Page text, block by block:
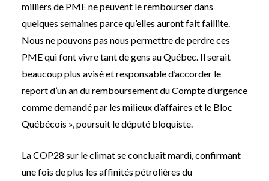
milliers de PME ne peuvent le rembourser dans
quelques semaines parce qu’elles auront fait faillite.
Nous ne pouvons pas nous permettre de perdre ces
PME qui font vivre tant de gens au Québec. Il serait
beaucoup plus avisé et responsable d’accorder le
report d’un an du remboursement du Compte d’urgence
comme demandé par les milieux d’affaires et le Bloc
Québécois », poursuit le député bloquiste.
La COP28 sur le climat se concluait mardi, confirmant
une fois de plus les affinités pétrolières du